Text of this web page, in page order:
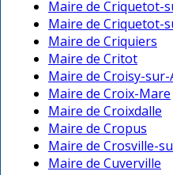
Maire de Criquetot-
Maire de Criquetot-
Maire de Criquiers
Maire de Critot
Maire de Croisy-sur-
Maire de Croix-Mare
Maire de Croixdalle
Maire de Cropus
Maire de Crosville-
Maire de Cuverville